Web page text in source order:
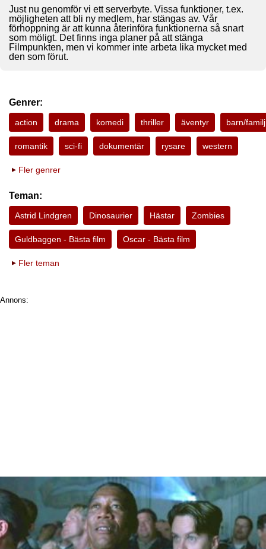
Just nu genomför vi ett serverbyte. Vissa funktioner, t.ex.
möjligheten att bli ny medlem, har stängas av. Vår
förhoppning är att kunna återinföra funktionerna så snart
som möligt. Det finns inga planer på att stänga
Filmpunkten, men vi kommer inte arbeta lika mycket med
den som förut.
Genrer:
action drama komedi thriller äventyr barn/familj
romantik sci-fi dokumentär rysare western
Fler genrer
Teman:
Astrid Lindgren Dinosaurier Hästar Zombies
Guldbaggen - Bästa film Oscar - Bästa film
Fler teman
Annons: